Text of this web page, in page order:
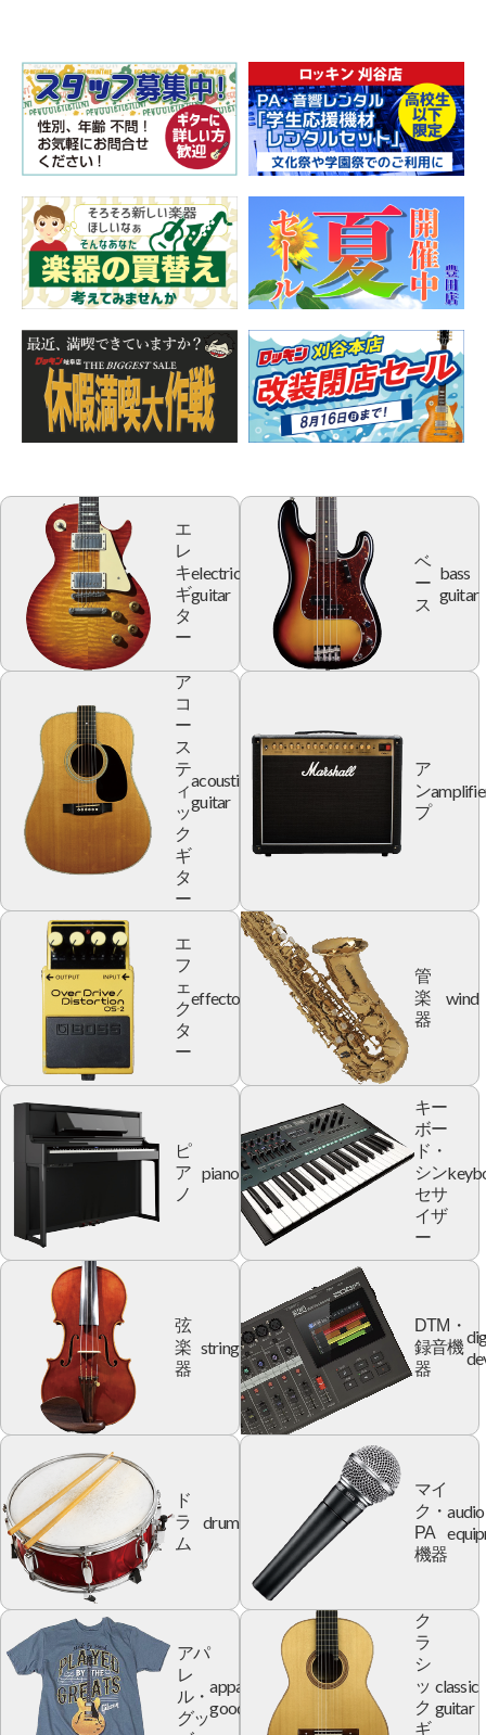
エ
レ
キ
ギ
タ
ー
electric
guitar
ベ
ー
ス
bass
guitar
ア
コ
ー
ス
テ
ィ
ッ
ク
ギ
タ
ー
acoustic
guitar
ア
ン
プ
エ
フ
ェ
ク
タ
ー
effector
管
楽
器
wind
ピ
ア
ノ
piano
キー
ボー
ド・
シン
セサ
イザ
ー
弦
楽
器
string
DTM・
録音機
器
ド
ラ
ム
drum
マイ
ク・
PA
機器
audio
アパ
レ
ル・
グッ
apparel
goods
ク
ラ
シ
ッ
ク
ギ
classic
guitar